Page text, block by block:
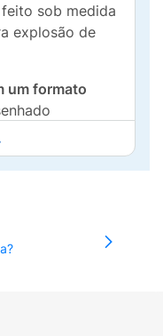
sob medida
explosão de
um formato
uma
a dia. Ele
crocante de
criando o